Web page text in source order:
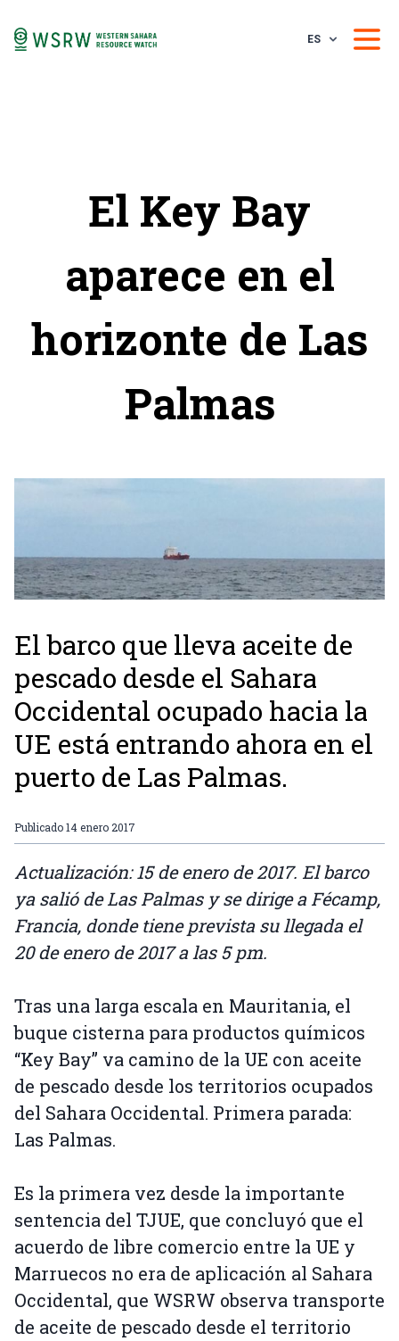
ES
El Key Bay
aparece en el
horizonte de Las
Palmas
El barco que lleva aceite de
pescado desde el Sahara
Occidental ocupado hacia la
UE está entrando ahora en el
puerto de Las Palmas.
Publicado14 enero 2017
Actualización: 15 de enero de 2017. El barco
ya salió de Las Palmas y se dirige a Fécamp,
Francia, donde tiene prevista su llegada el
20 de enero de 2017 a las 5 pm.
Tras una larga escala en Mauritania, el
buque cisterna para productos químicos
“Key Bay” va camino de la UE con aceite
de pescado desde los territorios ocupados
del Sahara Occidental. Primera parada:
Las Palmas.
Es la primera vez desde la importante
sentencia del TJUE, que concluyó que el
acuerdo de libre comercio entre la UE y
Marruecos no era de aplicación al Sahara
Occidental, que WSRW observa transporte
de aceite de pescado desde el territorio